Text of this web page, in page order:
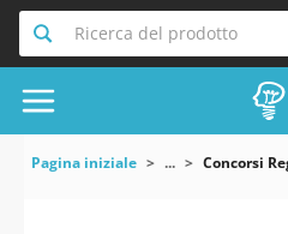
Ricerca del prodotto
Pagina iniziale ... Concorsi